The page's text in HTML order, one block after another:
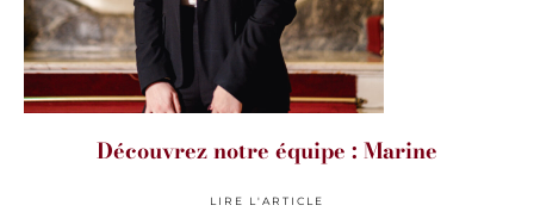
Découvrez notre équipe : Marine
LIRE L'ARTICLE